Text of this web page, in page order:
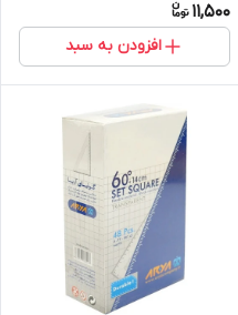
11,500
افزودن به سبد